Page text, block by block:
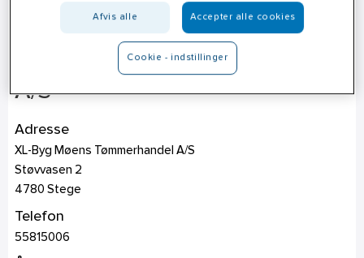
XL-Byg Møens Tømmerhandel
A/S
Adresse
XL-Byg Møens Tømmerhandel A/S
Støvvasen 2
4780 Stege
Telefon
55815006
Afvis alle Accepter alle cookies
Cookie - indstillinger